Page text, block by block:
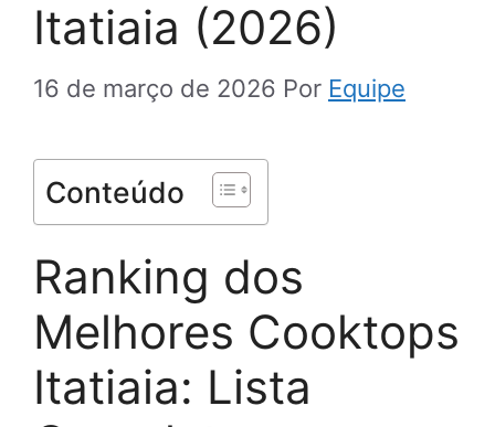
Itatiaia (2026)
16 de março de 2026 Por Equipe
Conteúdo
Ranking dos
Melhores Cooktops
Itatiaia: Lista